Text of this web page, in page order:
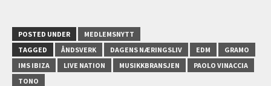
POSTED UNDER
MEDLEMSNYTT
TAGGED
ÅNDSVERK DAGENS NÆRINGSLIV EDM
GRAMO
IMS IBIZA
LIVE NATION MUSIKKBRANSJEN
PAOLO VINACCIA
TONO